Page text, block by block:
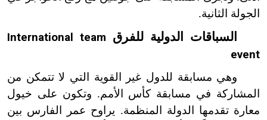
الجولة الثانية.
السباقات الدولية للفرق International team
event
وهي مسابقة للدول غير القوية التي لا تتمكن من
المشاركة في مسابقة كأس الأمم. وتكون على خيول
معارة تقدمها الدولة المنظمة. يراوح عمر الفارس بين